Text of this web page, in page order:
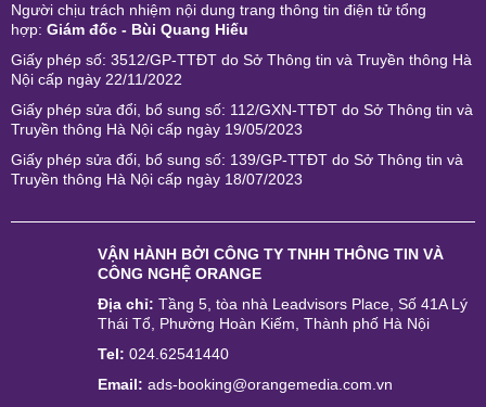
Người chịu trách nhiệm nội dung trang thông tin điện tử tổng
hợp: Giám đốc - Bùi Quang Hiếu
Giấy phép số: 3512/GP-TTĐT do Sở Thông tin và Truyền thông Hà
Nội cấp ngày 22/11/2022
Giấy phép sửa đổi, bổ sung số: 112/GXN-TTĐT do Sở Thông tin và
Truyền thông Hà Nội cấp ngày 19/05/2023
Giấy phép sửa đổi, bổ sung số: 139/GP-TTĐT do Sở Thông tin và
Truyền thông Hà Nội cấp ngày 18/07/2023
VẬN HÀNH BỞI CÔNG TY TNHH THÔNG TIN VÀ
CÔNG NGHỆ ORANGE
Địa chỉ: Tầng 5, tòa nhà Leadvisors Place, Số 41A Lý
Thái Tổ, Phường Hoàn Kiếm, Thành phố Hà Nội
Tel: 024.62541440
Email: ads-booking@orangemedia.com.vn